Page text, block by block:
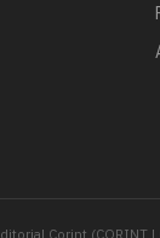
Corint (CORINT